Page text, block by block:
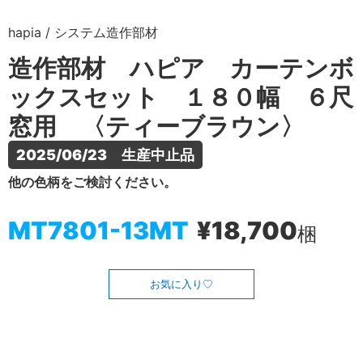
hapia / システム造作部材
造作部材 ハピア カーテンボ
ックスセット １８０幅 ６尺
窓用 〈ティーブラウン〉
2025/06/23　生産中止品
他の色柄をご検討ください。
MT7801-13MT ¥18,700梱
お気に入り